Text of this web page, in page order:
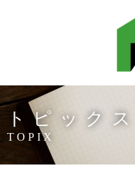
トピックス
TOPIX